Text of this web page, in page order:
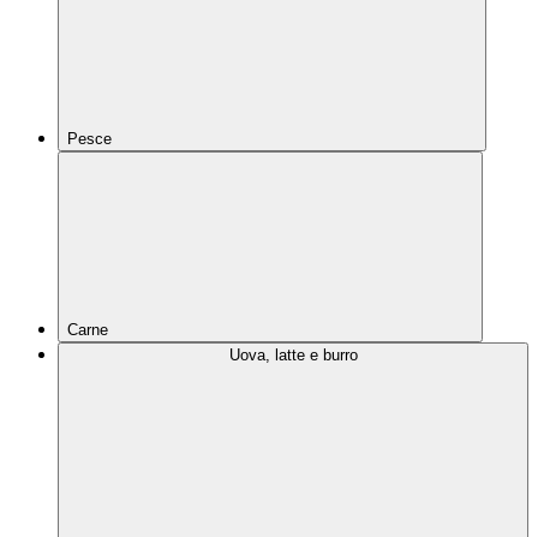
Pesce
Carne
Uova, latte e burro